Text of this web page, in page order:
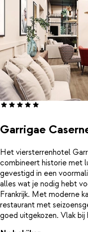
Garrigae
Het viersterrenhotel
combineert historie met
gevestigd in een
alles wat je nodig hebt
Frankrijk. Met moderne
restaurant met
goed uitgekozen. Vlak